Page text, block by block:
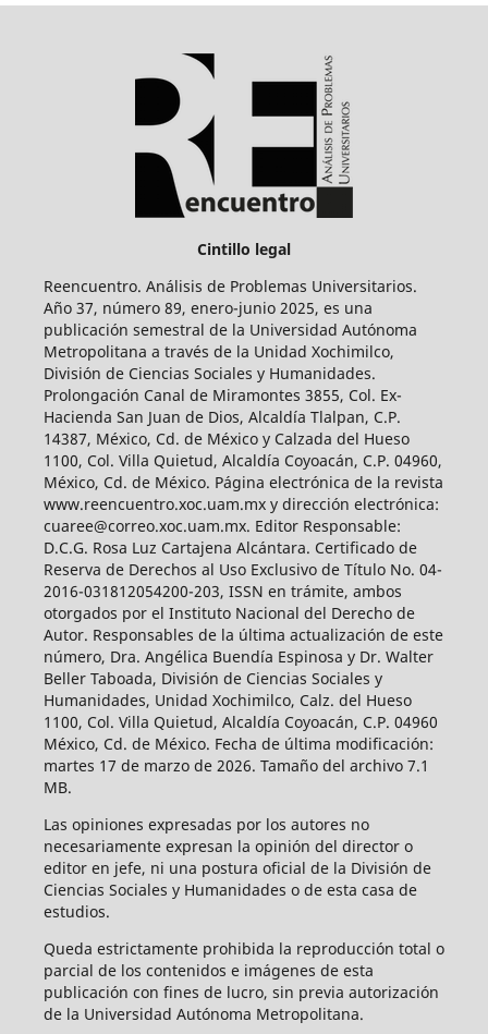
Cintillo legal
Reencuentro. Análisis de Problemas Universitarios.
Año 37, número 89, enero-junio 2025, es una
publicación semestral de la Universidad Autónoma
Metropolitana a través de la Unidad Xochimilco,
División de Ciencias Sociales y Humanidades.
Prolongación Canal de Miramontes 3855, Col. Ex-
Hacienda San Juan de Dios, Alcaldía Tlalpan, C.P.
14387, México, Cd. de México y Calzada del Hueso
1100, Col. Villa Quietud, Alcaldía Coyoacán, C.P. 04960,
México, Cd. de México. Página electrónica de la revista
www.reencuentro.xoc.uam.mx y dirección electrónica:
cuaree@correo.xoc.uam.mx. Editor Responsable:
D.C.G. Rosa Luz Cartajena Alcántara. Certificado de
Reserva de Derechos al Uso Exclusivo de Título No. 04-
2016-031812054200-203, ISSN en trámite, ambos
otorgados por el Instituto Nacional del Derecho de
Autor. Responsables de la última actualización de este
número, Dra. Angélica Buendía Espinosa y Dr. Walter
Beller Taboada, División de Ciencias Sociales y
Humanidades, Unidad Xochimilco, Calz. del Hueso
1100, Col. Villa Quietud, Alcaldía Coyoacán, C.P. 04960
México, Cd. de México. Fecha de última modificación:
martes 17 de marzo de 2026. Tamaño del archivo 7.1
MB.
Las opiniones expresadas por los autores no
necesariamente expresan la opinión del director o
editor en jefe, ni una postura oficial de la División de
Ciencias Sociales y Humanidades o de esta casa de
estudios.
Queda estrictamente prohibida la reproducción total o
parcial de los contenidos e imágenes de esta
publicación con fines de lucro, sin previa autorización
de la Universidad Autónoma Metropolitana.